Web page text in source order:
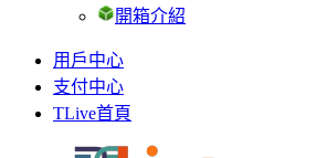
開箱介紹
用戶中心
支付中心
TLive首頁